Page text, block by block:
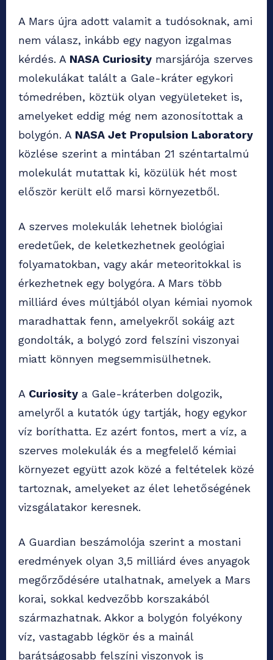
A Mars újra adott valamit a tudósoknak, ami
nem válasz, inkább egy nagyon izgalmas
kérdés. A NASA Curiosity marsjárója szerves
molekulákat talált a Gale-kráter egykori
tómedrében, köztük olyan vegyületeket is,
amelyeket eddig még nem azonosítottak a
bolygón. A NASA Jet Propulsion Laboratory
közlése szerint a mintában 21 széntartalmú
molekulát mutattak ki, közülük hét most
először került elő marsi környezetből.
A szerves molekulák lehetnek biológiai
eredetűek, de keletkezhetnek geológiai
folyamatokban, vagy akár meteoritokkal is
érkezhetnek egy bolygóra. A Mars több
milliárd éves múltjából olyan kémiai nyomok
maradhattak fenn, amelyekről sokáig azt
gondolták, a bolygó zord felszíni viszonyai
miatt könnyen megsemmisülhetnek.
A Curiosity a Gale-kráterben dolgozik,
amelyről a kutatók úgy tartják, hogy egykor
víz boríthatta. Ez azért fontos, mert a víz, a
szerves molekulák és a megfelelő kémiai
környezet együtt azok közé a feltételek közé
tartoznak, amelyeket az élet lehetőségének
vizsgálatakor keresnek.
A Guardian beszámolója szerint a mostani
eredmények olyan 3,5 milliárd éves anyagok
megőrződésére utalhatnak, amelyek a Mars
korai, sokkal kedvezőbb korszakából
származhatnak. Akkor a bolygón folyékony
víz, vastagabb légkör és a mainál
barátságosabb felszíni viszonyok is